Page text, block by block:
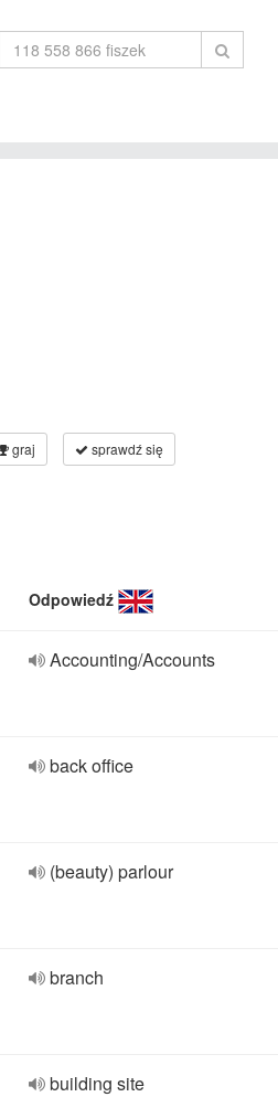
graj sprawdź się
Odpowiedź
Accounting/Accounts
back office
(beauty) parlour
branch
building site